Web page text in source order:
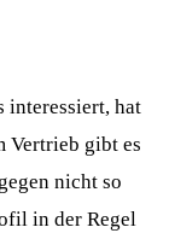
interessiert, hat
Vertrieb gibt es
nicht so
in der Regel